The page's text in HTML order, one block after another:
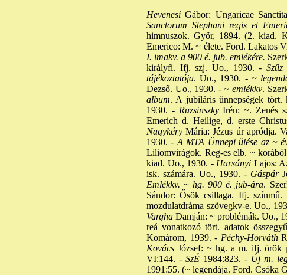
Hevenesi Gábor: Ungaricae
Sanctorum Stephani regis et
himnuszok. Győr, 1894. (2. kiad.
Emerico: M. ~ élete. Ford. Lakatos
I. imakv. a 900 é. jub. emlékére.
királyfi. Ifj. szj. Uo., 1930. -
tájékoztatója. Uo., 1930. -~
Dezső. Uo., 1930. -~ emlékkv.
album. A jubiláris ünnepségek
1930. -RuzsinszkyIrén: ~. Zenés
Emerich d. Heilige, d. erste
Nagykéry Mária: Jézus úr apródja.
1930. - A MTA Ünnepi ülése az ~
Liliomvirágok. Reg-es elb. ~
kiad. Uo., 1930. -Harsányi Lajos:
isk. számára. Uo., 1930. - Gáspár
Emlékkv. ~ hg. 900 é. jub-ára.
Sándor: Ősök csillaga. Ifj.
mozdulatdráma szövegkv-e. Uo.,
Vargha Damján: ~ problémák. Uo.,
reá vonatkozó tört. adatok
Komárom, 1939. - Péchy-Horváth
Kovács József: ~ hg. a m. ifj. örök
VI:144. -SzÉ1984:823. -Új m.
1991:55. (~ legendája. Ford. Csóka